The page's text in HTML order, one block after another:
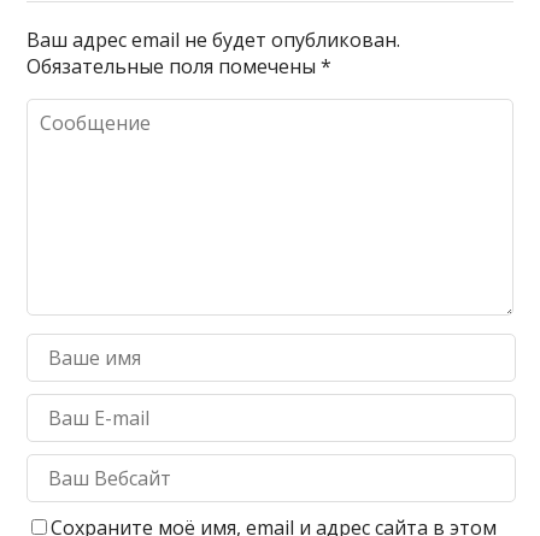
Ваш адрес email не будет опубликован.
Обязательные поля помечены*
Сохраните моё имя, email и адрес сайта в этом